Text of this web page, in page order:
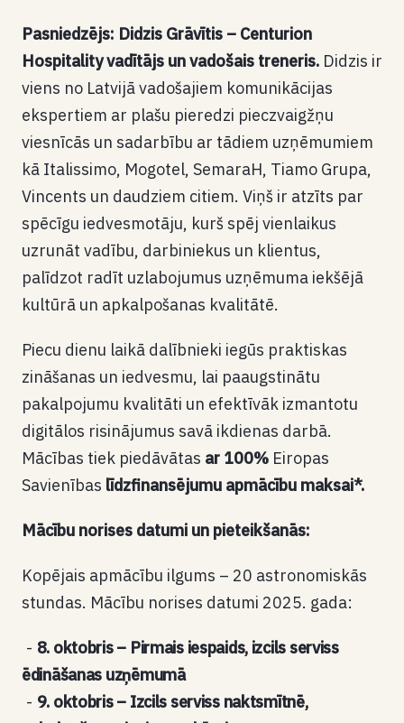
Pasniedzējs: Didzis Grāvītis – Centurion
Hospitality vadītājs un vadošais treneris. Didzis ir
viens no Latvijā vadošajiem komunikācijas
ekspertiem ar plašu pieredzi pieczvaigžņu
viesnīcās un sadarbību ar tādiem uzņēmumiem
kā Italissimo, Mogotel, SemaraH, Tiamo Grupa,
Vincents un daudziem citiem. Viņš ir atzīts par
spēcīgu iedvesmotāju, kurš spēj vienlaikus
uzrunāt vadību, darbiniekus un klientus,
palīdzot radīt uzlabojumus uzņēmuma iekšējā
kultūrā un apkalpošanas kvalitātē.
Piecu dienu laikā dalībnieki iegūs praktiskas
zināšanas un iedvesmu, lai paaugstinātu
pakalpojumu kvalitāti un efektīvāk izmantotu
digitālos risinājumus savā ikdienas darbā.
Mācības tiek piedāvātas ar 100% Eiropas
Savienības līdzfinansējumu apmācību maksai*.
Mācību norises datumi un pieteikšanās:
Kopējais apmācību ilgums – 20 astronomiskās
stundas. Mācību norises datumi 2025. gada:
8. oktobris – Pirmais iespaids, izcils serviss
ēdināšanas uzņēmumā
9. oktobris – Izcils serviss naktsmītnē,